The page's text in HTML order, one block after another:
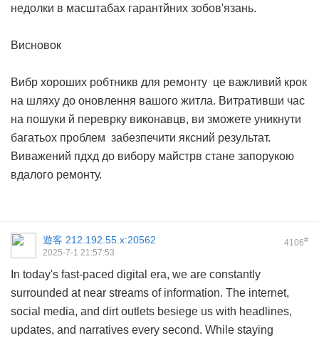
недолки в масштабах гарантйних зобов'язань.
Висновок
Вибр хороших робтникв для ремонту це важливий крок
на шляху до оновлення вашого житла. Витративши час
на пошуки й переврку виконавцв, ви зможете уникнути
багатьох проблем забезпечити яксний результат.
Виважений пдхд до вибору майстрв стане запорукою
вдалого ремонту.
4106#
遊客 212.192.55.x:20562
2025-7-1 21:57:53
In today's fast-paced digital era, we are constantly
surrounded at near streams of information. The internet,
social media, and dirt outlets besiege us with headlines,
updates, and narratives every second. While staying